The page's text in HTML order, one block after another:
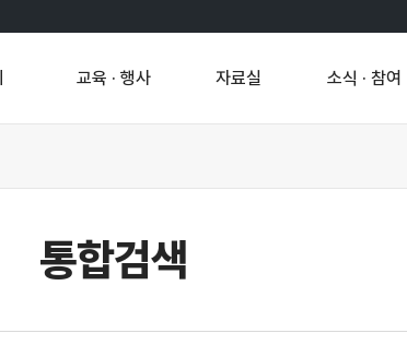
교육 · 행사 자료실 소식 · 참여
통합검색